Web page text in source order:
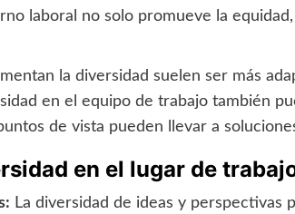
laboral no solo promueve la
la diversidad suelen ser más
en el equipo de trabajo también
de vista pueden llevar a
en el lugar de
La diversidad de ideas y perspectivas